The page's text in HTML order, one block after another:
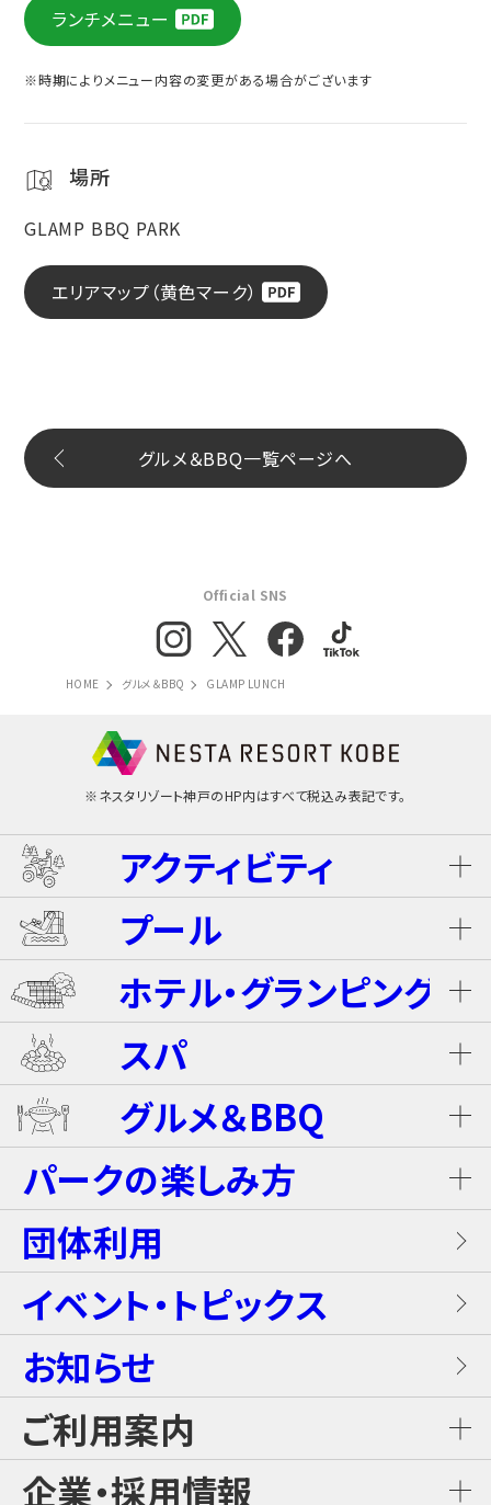
ランチメニュー
※時期によりメニュー内容の変更がある場合がございます
場所
GLAMP BBQ PARK
エリアマップ（黄色マーク）
グルメ＆BBQ一覧ページへ
HOME グルメ＆BBQ GLAMP LUNCH
※ネスタリゾート神戸のHP内はすべて税込み表記です。
アクティビティ
ネスタ･バギーツアー（別途有料）
ライジング・バギー Level S
ライジング・バギー
キャンディー・カート＜1Dayパス不要＞
ブラスター・バトルフィールド
ワイルド・カヌー
スカイジャングル スリルコース
プール
ウォータースライダー
プール
屋内キッズプール
レンタル席
フード
おすすめチケット
ホテル・グランピング
ホテル ザ・ネスタ＆スパ
グランピングキャビン
プレミアテラス
メゾネットスイートヴィラ
ロイヤルスイートヴィラ
カジュアルコテージ
スパ
温泉
岩盤浴（着衣サウナ）
お食事
施設案内
ご利用料金
グルメ＆BBQ
ホテルブッフェ(朝食・夕食)
ALL DAY DINING GRANDISH
GLAMP BBQ
GLAMP LUNCH
パークの楽しみ方
【団体向け！】労働組合ファミリー交流イベ
ントプラン
アクティブ・プラン
雨の日プラン
団体利用
イベント・トピックス
お知らせ
Official SNS
ご利用案内
企業・採用情報